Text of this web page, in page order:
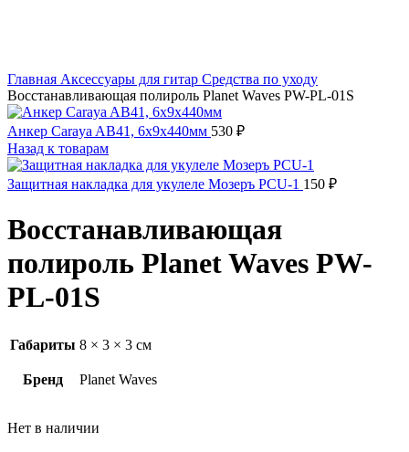
Главная Аксессуары для гитар Средства по уходу
Восстанавливающая полироль Planet Waves PW-PL-01S
Анкер Caraya AB41, 6х9х440мм 530 ₽
Назад к товарам
Защитная накладка для укулеле Мозеръ PCU-1 150 ₽
Восстанавливающая
полироль Planet Waves PW-
PL-01S
Габариты 8 × 3 × 3 см
Бренд Planet Waves
Нет в наличии